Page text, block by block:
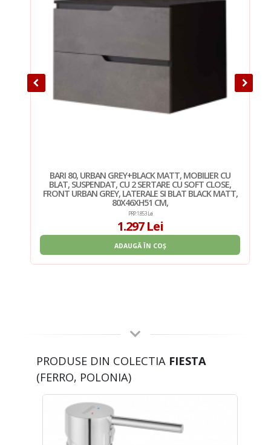
BARI 80, URBAN GREY+BLACK MATT, MOBILIER CU
BLAT, SUSPENDAT, CU 2 SERTARE CU SOFT CLOSE,
FRONT URBAN GREY, LATERALE SI BLAT BLACK MATT,
80X46XH51 CM,
PRP: 1.853 Lei
1.297 Lei
ADAUGĂ ÎN COȘ
PRODUSE DIN COLECTIA FIESTA
(FERRO, POLONIA)